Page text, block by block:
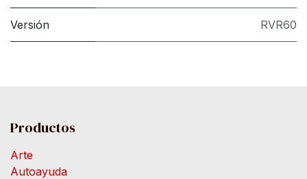
Versión RVR60
Productos
Arte
Autoayuda